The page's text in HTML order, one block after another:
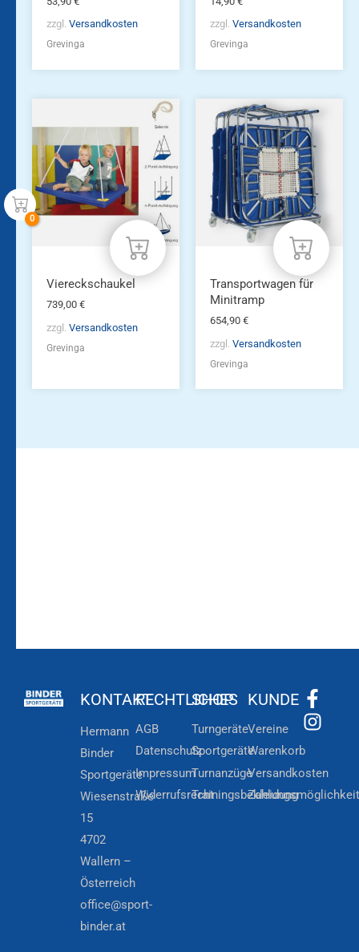
zzgl. Versandkosten
Grevinga
zzgl. Versandkosten
Grevinga
Viereckschaukel
739,00 €
zzgl. Versandkosten
Grevinga
Transportwagen für
Minitramp
654,90 €
zzgl. Versandkosten
Grevinga
KONTAKT
Hermann
Binder
Sportgeräte
Wiesenstraße
15
4702
Wallern –
Österreich
office@sport-
binder.at
RECHTLICHES
AGB
Datenschutz
Impressum
Widerrufsrecht
SHOP
Turngeräte
Sportgeräte
Turnanzüge
Trainingsbekleidung
KUNDE
Vereine
Warenkorb
Versandkosten